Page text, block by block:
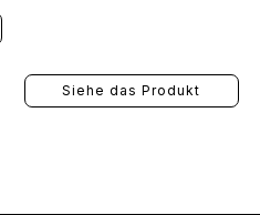
Siehe das Produkt